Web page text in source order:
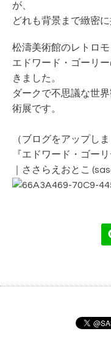
が、
どれも背景まで緻密
松濤美術館のレトロ
エドワード・ゴーリ
きました。
ダークで不思議な世
術展です。
（ブログをアップしま
『エドワード・ゴー
｜ささらえおとこ